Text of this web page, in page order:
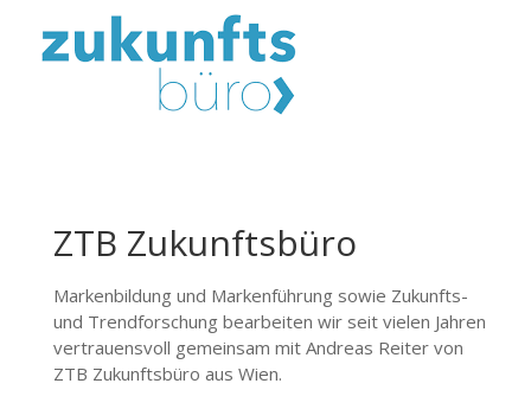
ZTB Zukunftsbüro
Markenbildung und Markenführung sowie Zukunfts-
und Trendforschung bearbeiten wir seit vielen Jahren
vertrauensvoll gemeinsam mit Andreas Reiter von
ZTB Zukunftsbüro aus Wien.